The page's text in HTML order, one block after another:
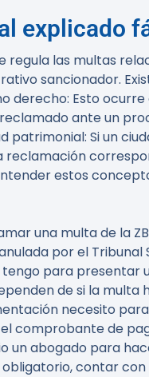
explicado
regula las multas
sancionador.
derecho: Esto
ante un
patrimonial: Si un
reclamación
estos
una multa de la
anulada por el
tengo para presentar
de si la
necesito
comprobante de
un abogado para
obligatorio, contar